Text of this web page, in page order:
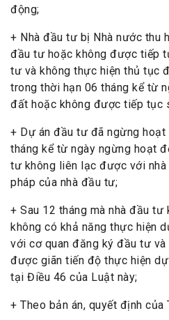
động;
+ Nhà đầu tư bị Nhà nước thu
đầu tư hoặc không được tiếp
tư và không thực hiện thủ tục
trong thời hạn 06 tháng kể từ
đất hoặc không được tiếp tục
+ Dự án đầu tư đã ngừng
tháng kể từ ngày ngừng hoạt
tư không liên lạc được với
pháp của nhà đầu tư;
+ Sau 12 tháng mà nhà đầu tư
không có khả năng thực hiện
với cơ quan đăng ký đầu tư
được giãn tiến độ thực hiện
tại Điều 46 của Luật này;
+ Theo bản án, quyết định của